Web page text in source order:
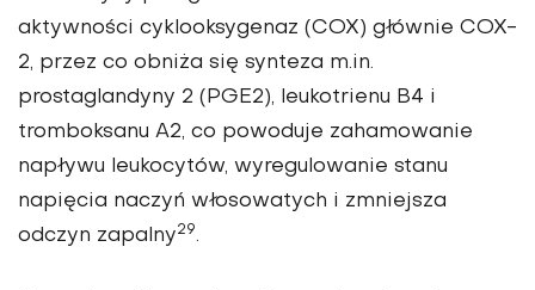
aktywności cyklooksyge­naz (COX) głównie COX-
2, przez co obniża się synteza m.in.
prostaglandyny 2 (PGE2), leukotrienu B4 i
tromboksanu A2, co powoduje zahamowanie
napływu leukocytów, wyregulowanie stanu
napięcia naczyń włosowatych i zmniejsza
odczyn zapalny29.